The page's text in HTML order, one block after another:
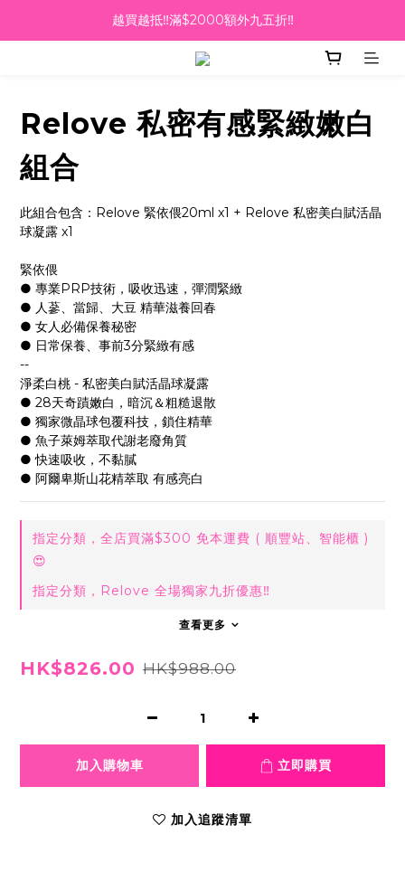
越買越抵‼️滿$2000額外九五折‼️
越買越抵‼️滿$2000額外九五折‼️
☀️【Summer Sales 盛夏狂歡】滿 $700 即減 $40！🔥
越買越抵‼️滿$2000額外九五折‼️
Relove 私密有感緊緻嫩白
組合
此組合包含：Relove 緊依偎20ml x1 + Relove 私密美白賦活晶
球凝露 x1
緊依偎
● 專業PRP技術，吸收迅速，彈潤緊緻
● 人蔘、當歸、大豆 精華滋養回春
● 女人必備保養秘密
● 日常保養、事前3分緊緻有感
--
淨柔白桃 - 私密美白賦活晶球凝露
● 28天奇蹟嫩白，暗沉＆粗糙退散
● 獨家微晶球包覆科技，鎖住精華
● 魚子萊姆萃取代謝老廢角質
● 快速吸收，不黏膩
● 阿爾卑斯山花精萃取 有感亮白
指定分類，全店買滿$300 免本運費 ( 順豐站、智能櫃 )
😍
指定分類，Relove 全場獨家九折優惠‼️
查看更多
HK$826.00 HK$988.00
加入購物車 立即購買
加入追蹤清單